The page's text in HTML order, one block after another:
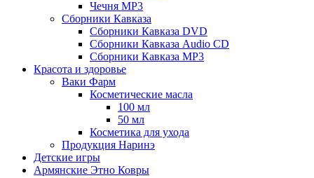
Чечня MP3
Сборники Кавказа
Сборники Кавказа DVD
Сборники Кавказа Audio CD
Сборники Кавказа MP3
Красота и здоровье
Ваки Фарм
Косметические масла
100 мл
50 мл
Косметика для ухода
Продукция Наринэ
Детские игры
Армянские Этно Ковры